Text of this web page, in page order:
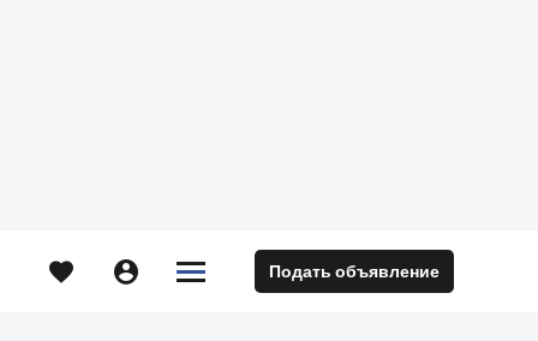
  

 Подать объявление